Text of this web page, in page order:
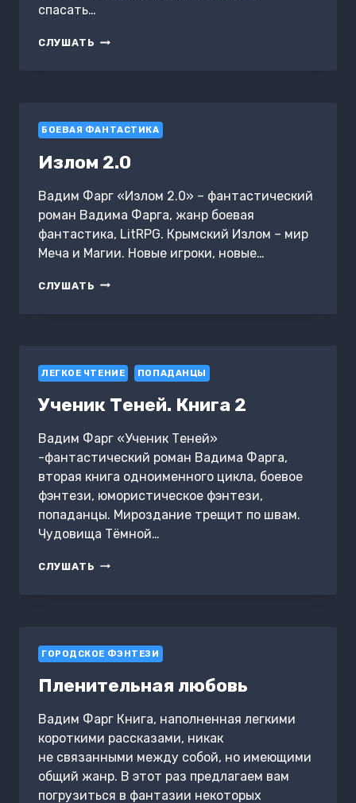
спасать…
СЛУШАТЬ ПРИЗВАННЫЙ
БОЕВАЯ ФАНТАСТИКА
Излом 2.0
Вадим Фарг «Излом 2.0» – фантастический
роман Вадима Фарга, жанр боевая
фантастика, LitRPG. Крымский Излом – мир
Меча и Магии. Новые игроки, новые…
СЛУШАТЬ ИЗЛОМ
ЛЕГКОЕ ЧТЕНИЕ ПОПАДАНЦЫ
Ученик Теней. Книга 2
Вадим Фарг «Ученик Теней»
-фантастический роман Вадима Фарга,
вторая книга одноименного цикла, боевое
фэнтези, юмористическое фэнтези,
попаданцы. Мироздание трещит по швам.
Чудовища Тёмной…
СЛУШАТЬ УЧЕНИК
ГОРОДСКОЕ ФЭНТЕЗИ
Пленительная любовь
Вадим Фарг Книга, наполненная легкими
короткими рассказами, никак
не связанными между собой, но имеющими
общий жанр. В этот раз предлагаем вам
погрузиться в фантазии некоторых